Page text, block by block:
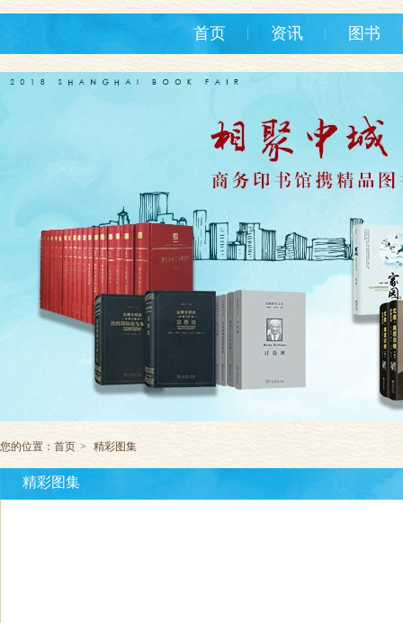
首页 资讯 图书
您的位置： 首页 > 精彩图集
精彩图集